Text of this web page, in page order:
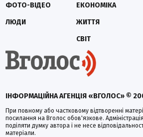
ІНФОРМАЦІЙНА АГЕНЦІЯ «ВГОЛОС» ©
При повному або частковому відтворенні
посилання на Вголос обов'язкове.
поділяти думку автора і не несе
матеріали.
ФОТО-ВІДЕО
ЛЮДИ
ЕКОНОМІКА
ЖИТТЯ
СВІТ